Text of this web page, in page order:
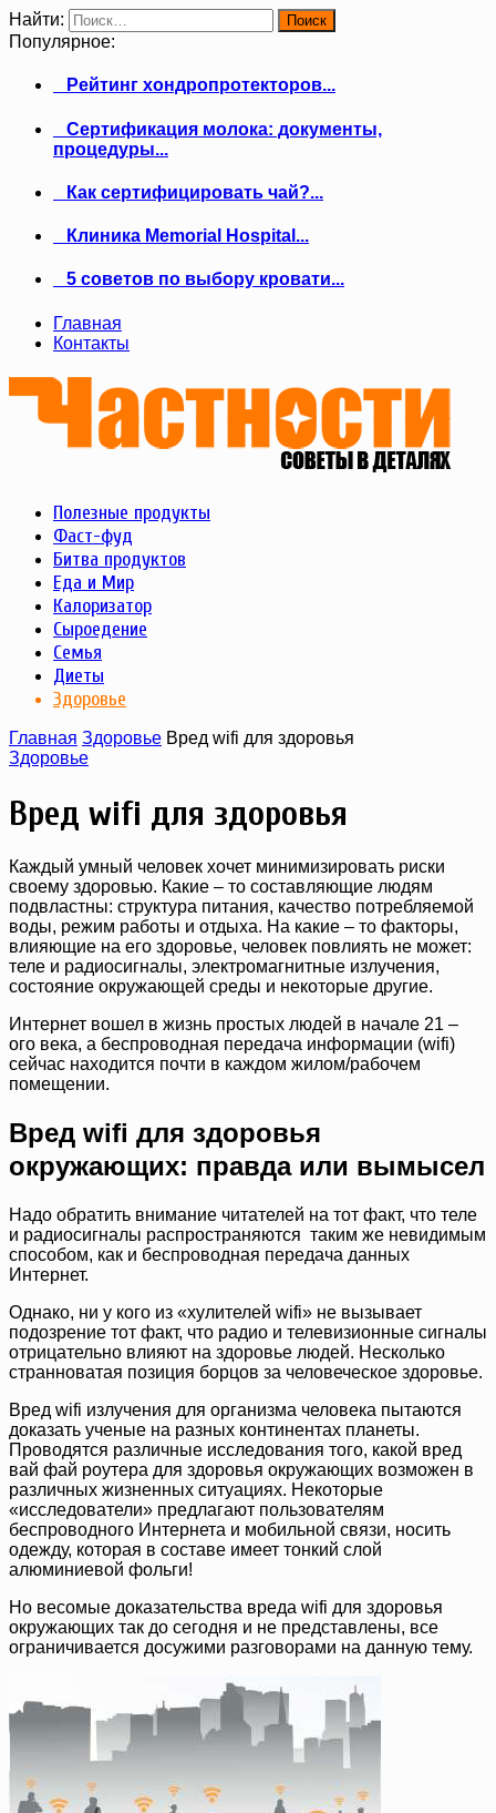
Найти:
Популярное:
Рейтинг хондропротекторов...
Сертификация молока: документы,
процедуры...
Как сертифицировать чай?...
Клиника Memorial Hospital...
5 советов по выбору кровати...
Главная
Контакты
Полезные продукты
Фаст-фуд
Битва продуктов
Еда и Мир
Калоризатор
Сыроедение
Семья
Диеты
Здоровье
Главная Здоровье Вред wifi для здоровья
Здоровье
Вред wifi для здоровья
Каждый умный человек хочет минимизировать риски
своему здоровью. Какие – то составляющие людям
подвластны: структура питания, качество потребляемой
воды, режим работы и отдыха. На какие – то факторы,
влияющие на его здоровье, человек повлиять не может:
теле и радиосигналы, электромагнитные излучения,
состояние окружающей среды и некоторые другие.
Интернет вошел в жизнь простых людей в начале 21 –
ого века, а беспроводная передача информации (wifi)
сейчас находится почти в каждом жилом/рабочем
помещении.
Вред wifi для здоровья
окружающих: правда или вымысел
Надо обратить внимание читателей на тот факт, что теле
и радиосигналы распространяются таким же невидимым
способом, как и беспроводная передача данных
Интернет.
Однако, ни у кого из «хулителей wifi» не вызывает
подозрение тот факт, что радио и телевизионные сигналы
отрицательно влияют на здоровье людей. Несколько
странноватая позиция борцов за человеческое здоровье.
Вред wifi излучения для организма человека пытаются
доказать ученые на разных континентах планеты.
Проводятся различные исследования того, какой вред
вай фай роутера для здоровья окружающих возможен в
различных жизненных ситуациях. Некоторые
«исследователи» предлагают пользователям
беспроводного Интернета и мобильной связи, носить
одежду, которая в составе имеет тонкий слой
алюминиевой фольги!
Но весомые доказательства вреда wifi для здоровья
окружающих так до сегодня и не представлены, все
ограничивается досужими разговорами на данную тему.